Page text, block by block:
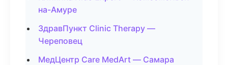
на-Амуре
ЗдравПункт Clinic Therapy —
Череповец
МедЦентр Care MedArt — Самара